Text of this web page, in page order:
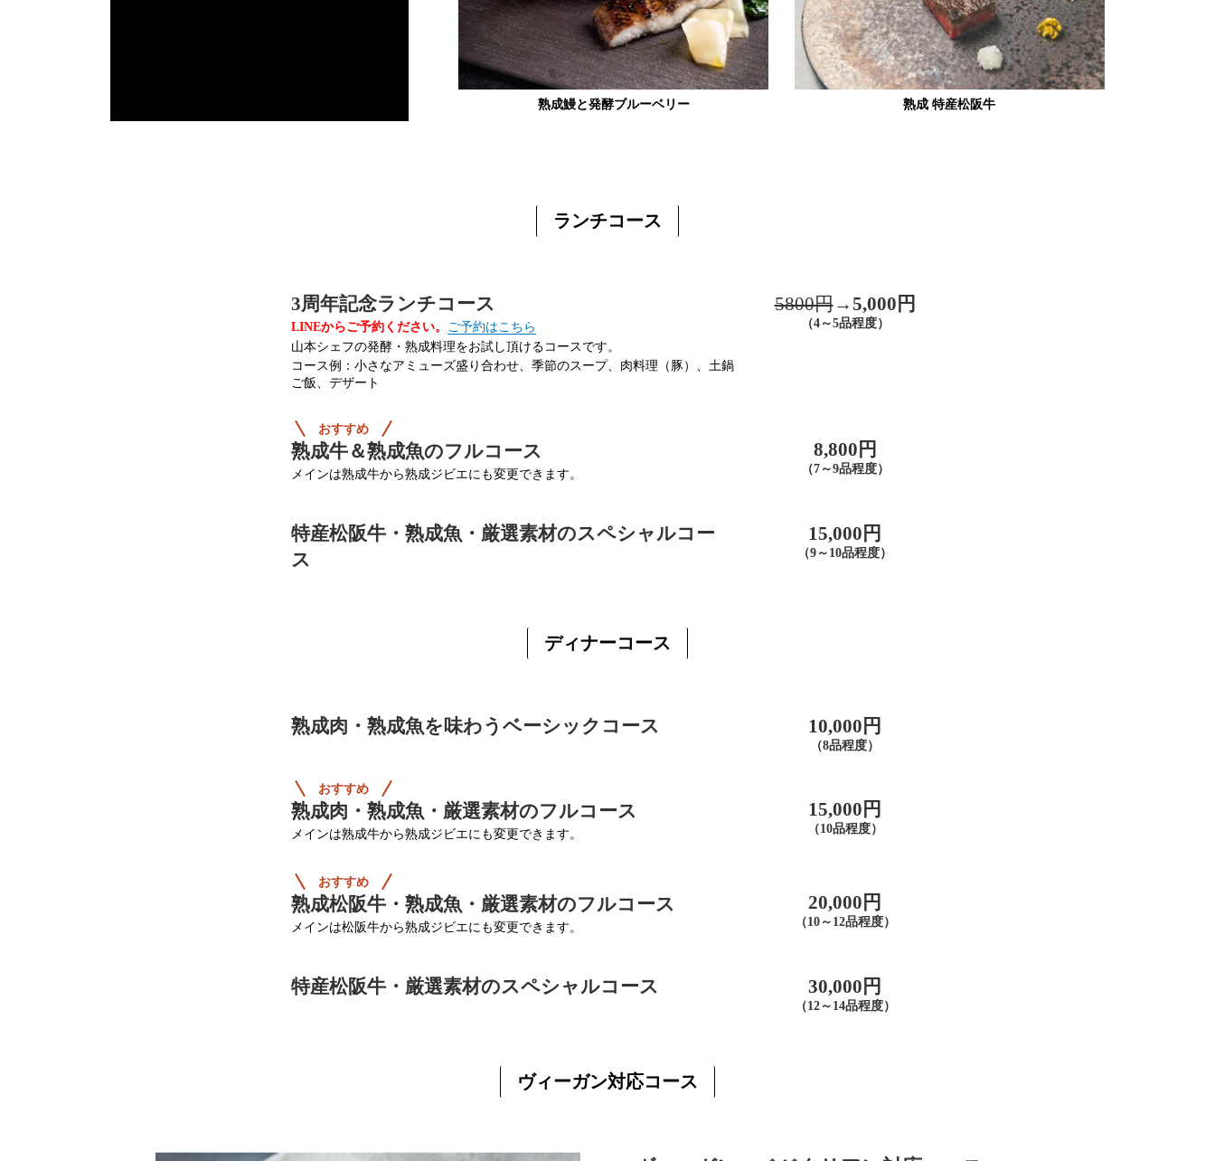
熟成鰻と発酵ブルーベリー 熟成 特産松阪牛
ランチコース
3周年記念ランチコース
LINEからご予約ください。
ご予約はこちら
山本シェフの発酵・熟成料理をお試し頂けるコースです。
コース例：小さなアミューズ盛り合わせ、季節のスープ、肉料理（豚）、土鍋
ご飯、デザート
5800円→5,000円
（4～5品程度）
おすすめ
熟成牛＆熟成魚のフルコース
メインは熟成牛から熟成ジビエにも変更できます。
8,800円
（7～9品程度）
特産松阪牛・熟成魚・厳選素材のスペシャルコー
ス
15,000円
（9～10品程度）
ディナーコース
熟成肉・熟成魚を味わうベーシックコース 10,000円
（8品程度）
おすすめ
熟成肉・熟成魚・厳選素材のフルコース
メインは熟成牛から熟成ジビエにも変更できます。
15,000円
（10品程度）
おすすめ
熟成松阪牛・熟成魚・厳選素材のフルコース
メインは松阪牛から熟成ジビエにも変更できます。
20,000円
（10～12品程度）
特産松阪牛・厳選素材のスペシャルコース 30,000円
（12～14品程度）
ヴィーガン対応コース